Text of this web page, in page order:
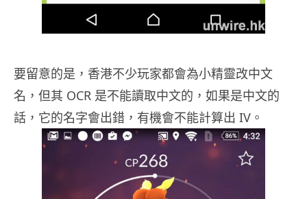
要留意的是，香港不少玩家都會為小精靈改中文
名，但其 OCR 是不能讀取中文的，如果是中文的
話，它的名字會出錯，有機會不能計算出 IV。